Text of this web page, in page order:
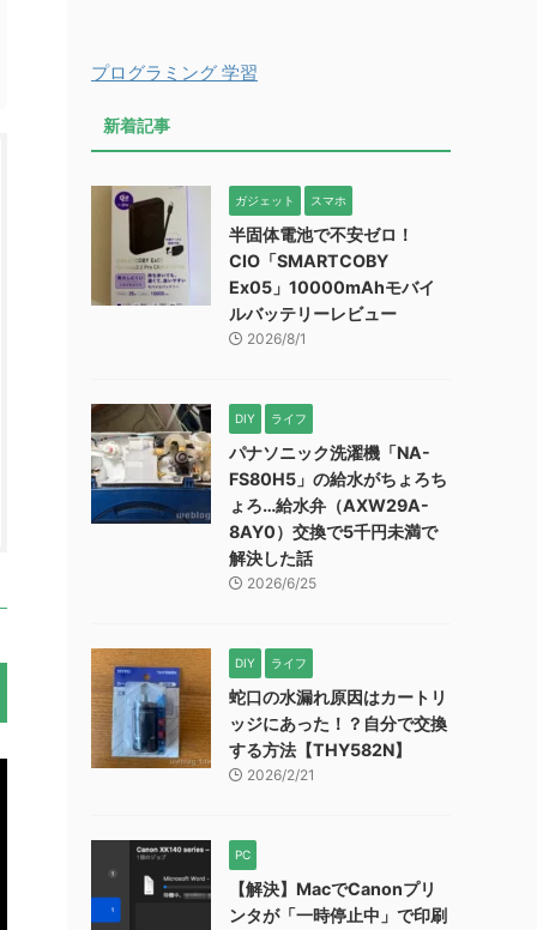
プログラミング 学習
新着記事
ガジェット スマホ
半固体電池で不安ゼロ！
CIO「SMARTCOBY
Ex05」10000mAhモバイ
ルバッテリーレビュー
2026/8/1
DIY ライフ
パナソニック洗濯機「NA-
FS80H5」の給水がちょろち
ょろ…給水弁（AXW29A-
8AY0）交換で5千円未満で
解決した話
2026/6/25
DIY ライフ
蛇口の水漏れ原因はカートリ
ッジにあった！？自分で交換
する方法【THY582N】
2026/2/21
PC
【解決】MacでCanonプリ
ンタが「一時停止中」で印刷